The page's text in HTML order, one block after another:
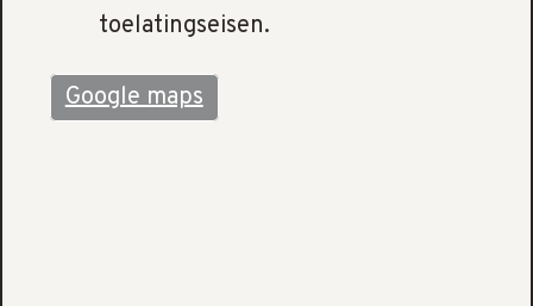
toelatingseisen.
Google maps